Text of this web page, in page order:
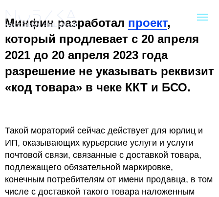
Минфин разработал проект,
который продлевает с 20 апреля
2021 до 20 апреля 2023 года
разрешение не указывать реквизит
«код товара» в чеке ККТ и БСО.
Такой мораторий сейчас действует для юрлиц и
ИП, оказывающих курьерские услуги и услуги
почтовой связи, связанные с доставкой товара,
подлежащего обязательной маркировке,
конечным потребителям от имени продавца, в том
числе с доставкой такого товара наложенным